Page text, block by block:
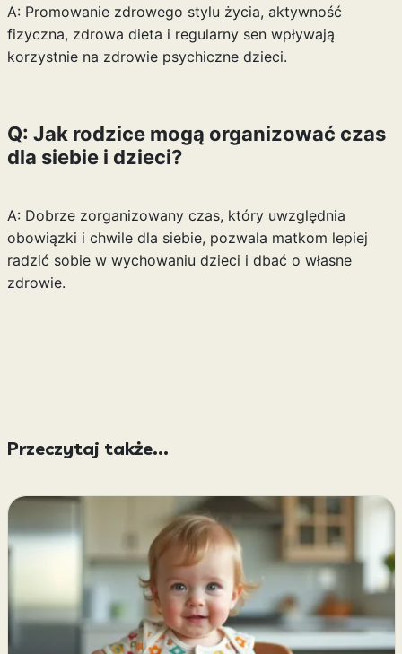
A: Promowanie zdrowego stylu życia, aktywność
fizyczna, zdrowa dieta i regularny sen wpływają
korzystnie na zdrowie psychiczne dzieci.
Q: Jak rodzice mogą organizować czas
dla siebie i dzieci?
A: Dobrze zorganizowany czas, który uwzględnia
obowiązki i chwile dla siebie, pozwala matkom lepiej
radzić sobie w wychowaniu dzieci i dbać o własne
zdrowie.
Przeczytaj także...